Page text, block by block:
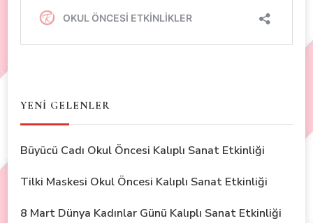
YENİ GELENLER
Büyücü Cadı Okul Öncesi Kalıplı Sanat Etkinliği
Tilki Maskesi Okul Öncesi Kalıplı Sanat Etkinliği
8 Mart Dünya Kadınlar Günü Kalıplı Sanat Etkinliği